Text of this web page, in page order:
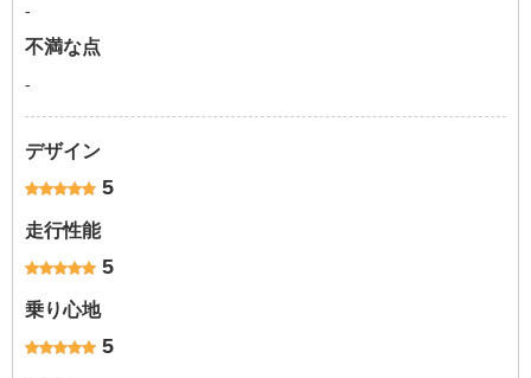
-
不満な点
-
デザイン
5
走行性能
5
乗り心地
5